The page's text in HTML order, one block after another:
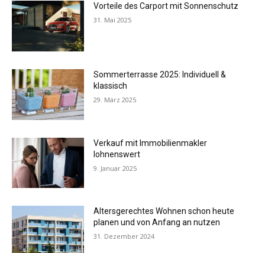
Vorteile des Carport mit Sonnenschutz
31. Mai 2025
Sommerterrasse 2025: Individuell &
klassisch
29. März 2025
Verkauf mit Immobilienmakler
lohnenswert
9. Januar 2025
Altersgerechtes Wohnen schon heute
planen und von Anfang an nutzen
31. Dezember 2024